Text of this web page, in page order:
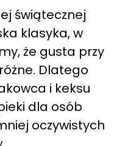
świątecznej
klasyka, w
że gusta przy
Dlatego
i keksu
dla osób
oczywistych